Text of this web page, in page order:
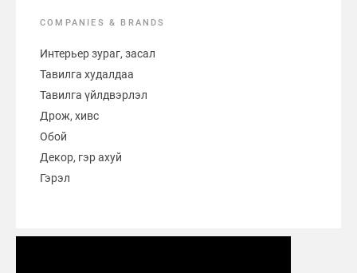
COMPANIES & BRANDS
Интерьер зураг, засал
Тавилга худалдаа
Тавилга үйлдвэрлэл
Дрож, хивс
Обой
Декор, гэр ахуй
Гэрэл